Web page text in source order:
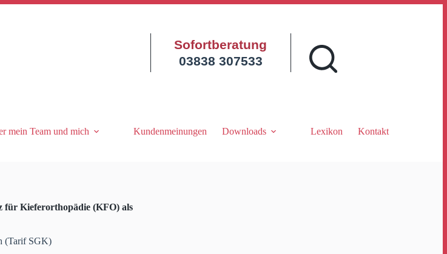
Sofortberatung
03838 307533
mein Team und mich Kundenmeinungen Downloads Lexikon Kontakt
für Kieferorthopädie (KFO) als
(Tarif SGK)